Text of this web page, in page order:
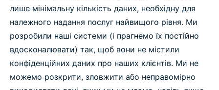
лише мінімальну кількість даних, необхідну для
належного надання послуг найвищого рівня. Ми
розробили наші системи (і прагнемо їх постійно
вдосконалювати) так, щоб вони не містили
конфіденційних даних про наших клієнтів. Ми не
можемо розкрити, зловжити або неправомірно